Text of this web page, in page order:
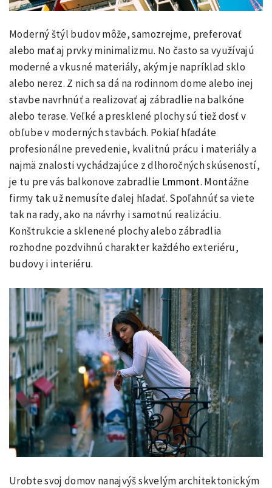
Moderný štýl budov môže, samozrejme, preferovať
alebo mať aj prvky minimalizmu. No často sa využívajú
moderné a vkusné materiály, akým je napríklad sklo
alebo nerez. Z nich sa dá na rodinnom dome alebo inej
stavbe navrhnúť a realizovať aj zábradlie na balkóne
alebo terase. Veľké a presklené plochy sú tiež dosť v
obľube v moderných stavbách. Pokiaľ hľadáte
profesionálne prevedenie, kvalitnú prácu i materiály a
najmä znalosti vychádzajúce z dlhoročných skúseností,
je tu pre vás balkonove zabradlie Lmmont. Montážne
firmy tak už nemusíte ďalej hľadať. Spoľahnúť sa viete
tak na rady, ako na návrhy i samotnú realizáciu.
Konštrukcie a sklenené plochy alebo zábradlia
rozhodne pozdvihnú charakter každého exteriéru,
budovy i interiéru.
Urobte svoj domov nanajvýš skvelým architektonickým